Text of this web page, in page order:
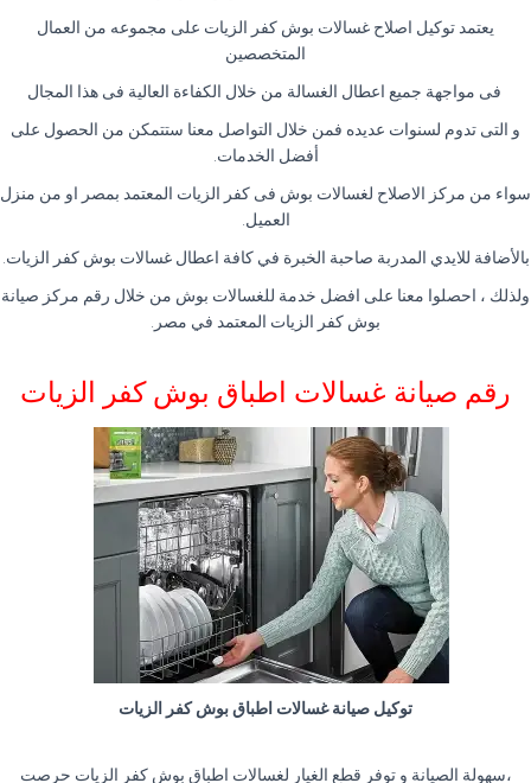
يعتمد توكيل اصلاح غسالات بوش كفر الزيات على مجموعه من العمال
المتخصصين
فى مواجهة جميع اعطال الغسالة من خلال الكفاءة العالية فى هذا المجال
و التى تدوم لسنوات عديده فمن خلال التواصل معنا ستتمكن من الحصول على
أفضل الخدمات.
سواء من مركز الاصلاح لغسالات بوش فى كفر الزيات المعتمد بمصر او من منزل
العميل.
بالأضافة للايدي المدربة صاحبة الخبرة في كافة اعطال غسالات بوش كفر الزيات.
ولذلك ، احصلوا معنا على افضل خدمة للغسالات بوش من خلال رقم مركز صيانة
بوش كفر الزيات المعتمد في مصر.
رقم صيانة غسالات اطباق بوش كفر الزيات
توكيل صيانة غسالات اطباق بوش كفر الزيات
،سهولة الصيانة و توفر قطع الغيار لغسالات اطباق بوش كفر الزيات حرصت